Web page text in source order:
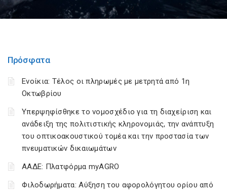
Πρόσφατα
Ενοίκια: Τέλος οι πληρωμές με μετρητά από 1η
Οκτωβρίου
Υπερψηφίσθηκε το νομοσχέδιο για τη διαχείριση και
ανάδειξη της πολιτιστικής κληρονομιάς, την ανάπτυξη
του οπτικοακουστικού τομέα και την προστασία των
πνευματικών δικαιωμάτων
ΑΑΔΕ: Πλατφόρμα myAGRO
Φιλοδωρήματα: Αύξηση του αφορολόγητου ορίου από